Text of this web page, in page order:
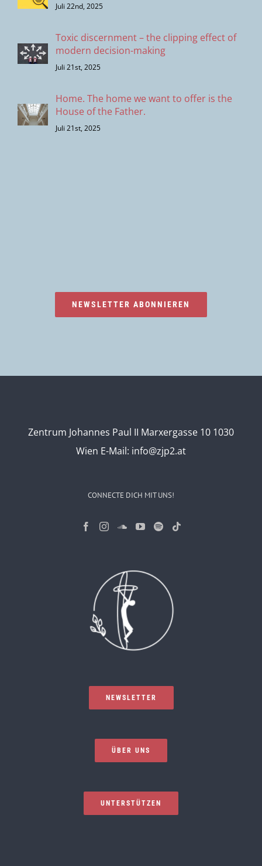
Juli 22nd, 2025
Toxic discernment – the clipping effect of
modern decision-making
Juli 21st, 2025
Home. The home we want to offer is the
House of the Father.
Juli 21st, 2025
NEWSLETTER ABONNIEREN
Zentrum Johannes Paul II Marxergasse 10 1030
Wien E-Mail: info@zjp2.at
CONNECTE DICH MIT UNS!
NEWSLETTER
ÜBER UNS
UNTERSTÜTZEN